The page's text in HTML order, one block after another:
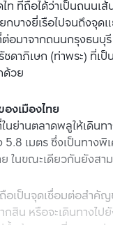
ท ที่ถือได้ว่าเป็นถนน
กบางยี่เรือไปจนถึง
มาจากถนนกรุงธน
ดาภิเษก (ท่าพระ) ที่
ด้วย
งเมืองไทย
ย่านตลาดพลูให้เดินท
เมตร ซึ่งเป็นทาง
ในขณะเดียวกันยังสา
เป็นจุดเชื่อมต่อสำคั
กสิน หรือจะเดินทาง